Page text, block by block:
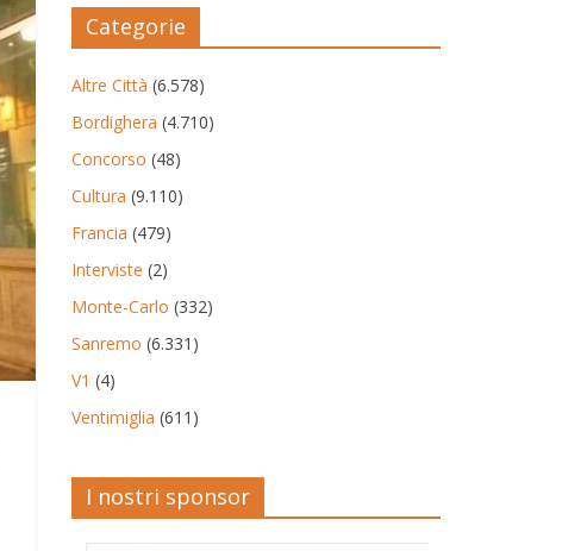
Categorie
Altre Città (6.578)
Bordighera (4.710)
Concorso (48)
Cultura (9.110)
Francia (479)
Interviste (2)
Monte-Carlo (332)
Sanremo (6.331)
V1 (4)
Ventimiglia (611)
I nostri sponsor